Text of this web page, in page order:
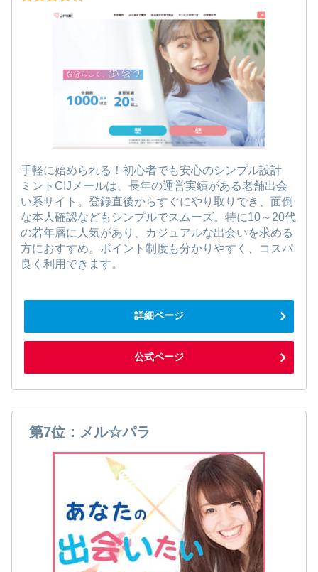
手軽に始められる！初心者でも安心のシンプル設計
ミントC!Jメールは、長年の運営実績がある老舗出会
い系サイト。登録直後からすぐにやり取りでき、面倒
な本人確認などもシンプルでスムーズ。特に10～20代
の若年層に人気があり、カジュアルな出会いを求める
方におすすめ。ポイント制度も分かりやすく、コスパ
良く利用できます。
詳細ページ
公式ページ
第7位：メル☆パラ